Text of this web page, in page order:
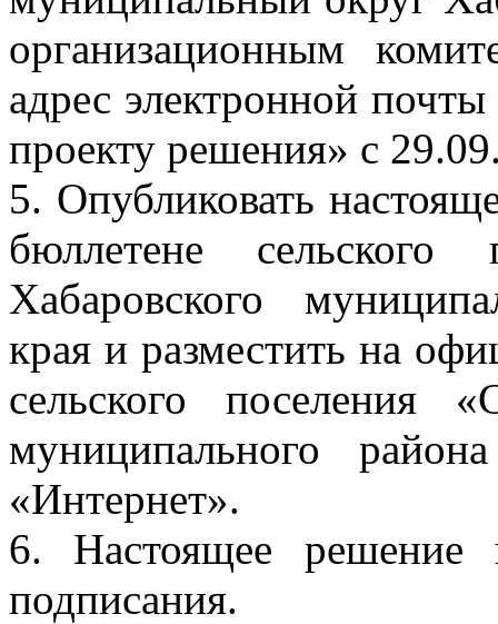
организационным
адрес электронной
проекту решения» с
5. Опубликовать
бюллетене
Хабаровского
края и разместить на
сельского поселения
муниципального
«Интернет».
6. Настоящее решение
подписания.